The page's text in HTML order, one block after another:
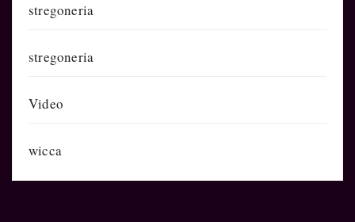
stregoneria
stregoneria
Video
wicca